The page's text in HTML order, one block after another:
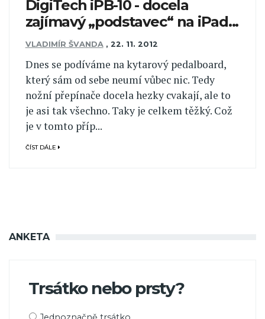
DigiTech iPB-10 - docela
zajímavý „podstavec“ na iPad...
VLADIMÍR ŠVANDA , 22. 11. 2012
Dnes se podíváme na kytarový pedalboard,
který sám od sebe neumí vůbec nic. Tedy
nožní přepínače docela hezky cvakají, ale to
je asi tak všechno. Taky je celkem těžký. Což
je v tomto příp...
ČÍST DÁLE
ANKETA
Trsátko nebo prsty?
Možnosti